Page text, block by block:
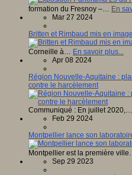
formation du Fresnoy –… En
Mar 27 2024
Britten et Rimbaud mis en
Corneille à… En savoir plus...
Apr 08 2024
Région Nouvelle-Aquitaine :
contre le harcèlement
Communiqué : En juillet 2020,…
Feb 29 2024
Montpellier lance son
Montpellier est la première
Sep 29 2023